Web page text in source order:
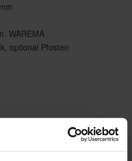
WAREMA
optional Pfosten